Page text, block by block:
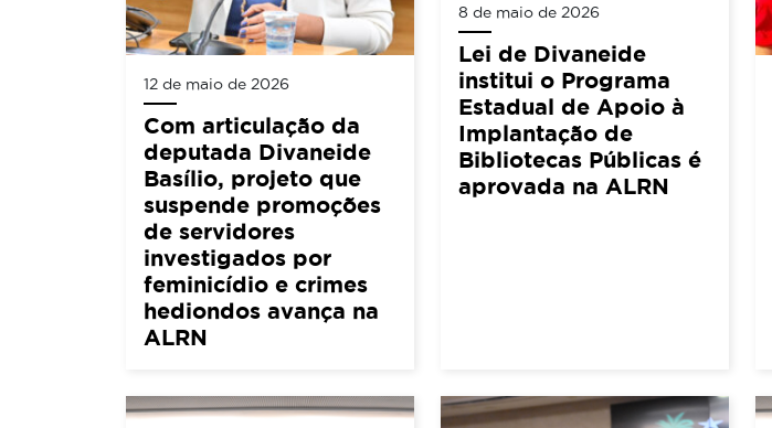
12 de maio de 2026
Com articulação da
deputada Divaneide
Basílio, projeto que
suspende promoções
de servidores
investigados por
feminicídio e crimes
hediondos avança na
ALRN
8 de maio de 2026
Lei de Divaneide
institui o Programa
Estadual de Apoio à
Implantação de
Bibliotecas Públicas é
aprovada na ALRN